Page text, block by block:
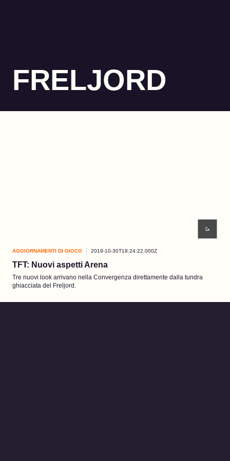
FRELJORD
AGGIORNAMENTI DI GIOCO 2019-10-30T18:24:22.000Z
TFT: Nuovi aspetti Arena
Tre nuovi look arrivano nella Convergenza direttamente dalla tundra
ghiacciata del Freljord.